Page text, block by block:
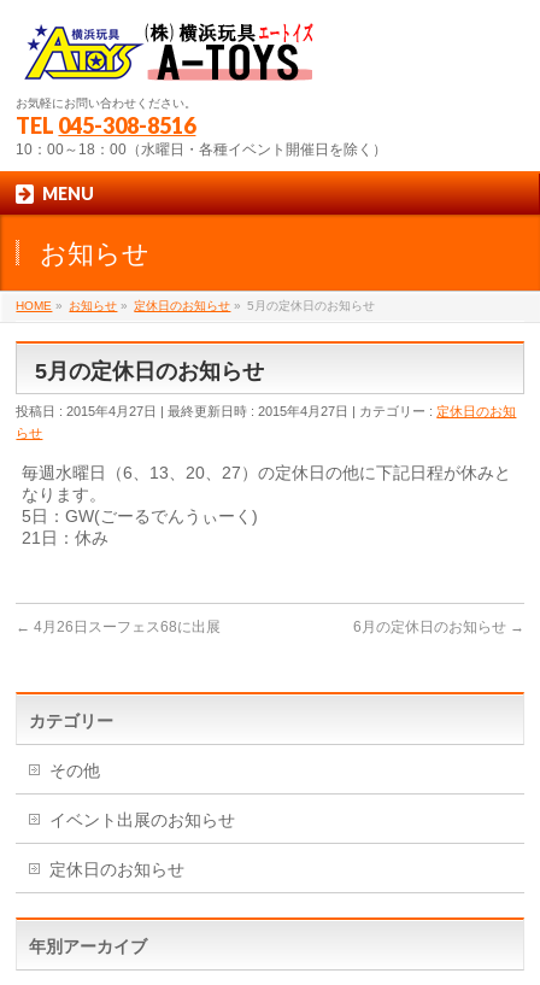
お気軽にお問い合わせください。
TEL 045-308-8516
10：00～18：00（水曜日・各種イベント開催日を除く）
MENU
お知らせ
HOME » お知らせ » 定休日のお知らせ » 5月の定休日のお知らせ
5月の定休日のお知らせ
投稿日 : 2015年4月27日 最終更新日時 : 2015年4月27日 カテゴリー :定休日のお知
らせ
毎週水曜日（6、13、20、27）の定休日の他に下記日程が休みと
なります。
5日：GW(ごーるでんうぃーく)
21日：休み
← 4月26日スーフェス68に出展 6月の定休日のお知らせ →
カテゴリー
その他
イベント出展のお知らせ
定休日のお知らせ
年別アーカイブ